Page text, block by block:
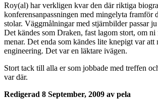
Roy(al) har verkligen kvar den där riktiga
konferensanpassningen med mingelyta framför
stolar. Väggmålningar med stjärnbilder passar
Det kändes som Draken, fast lagom stort, om ni
menar. Det enda som kändes lite knepigt var att
engineering. Det var en läktare ivägen.
Stort tack till alla er som jobbade med treffen
var där.
Redigerad 8 September, 2009 av pela